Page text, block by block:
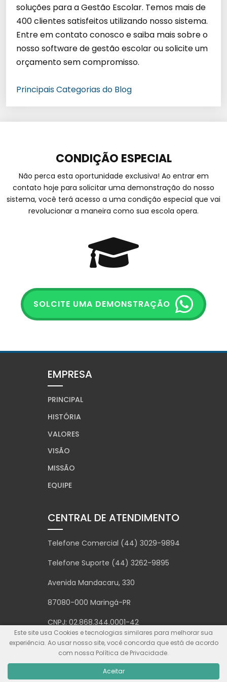
soluções para a Gestão Escolar. Temos mais de
400 clientes satisfeitos utilizando nosso sistema.
Entre em contato conosco e saiba mais sobre o
nosso software de gestão escolar ou solicite um
orçamento sem compromisso.
Principais Categorias do Blog
CONDIÇÃO ESPECIAL
Não perca esta oportunidade exclusiva! Ao entrar em
contato hoje para solicitar uma demonstração do nosso
sistema, você terá acesso a uma condição especial que vai
revolucionar a maneira como sua escola opera.
SOLCITE UMA DEMONSTRAÇÃO
EMPRESA
PRINCIPAL
HISTÓRIA
VALORES
VISÃO
MISSÃO
EQUIPE
CENTRAL DE ATENDIMENTO
Telefone Comercial (44) 3029-9894
Telefone Suporte (44) 3262-9895
Avenida Mandacaru, 330
87080-000 Maringá-PR
CNPJ: 02.868.344.0001-42
SOLUÇÕES
Este site usa Cookies e tecnologias similares para melhorar sua
experiência. Ao usar nosso site, você concorda que está de acordo
com nossa Política de Privacidade.
Aceitar